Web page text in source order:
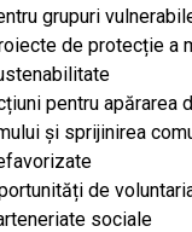
grupuri
de protecție a
pentru apărarea
și sprijinirea
de
sociale